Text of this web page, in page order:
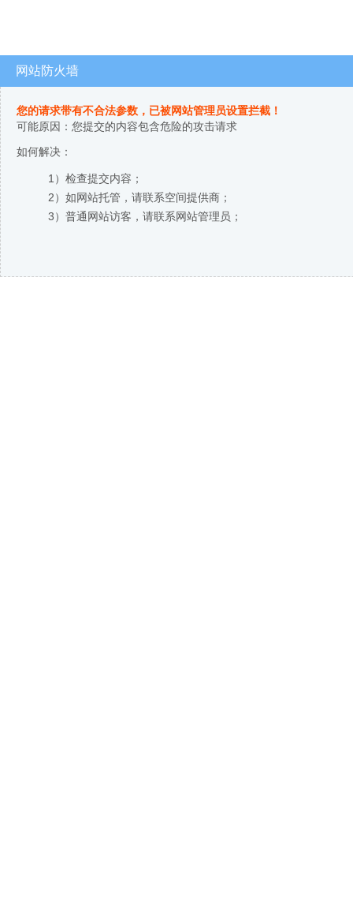
网站防火墙
您的请求带有不合法参数，已被网站管理员设置拦截！
可能原因：您提交的内容包含危险的攻击请求
如何解决：
1）检查提交内容；
2）如网站托管，请联系空间提供商；
3）普通网站访客，请联系网站管理员；